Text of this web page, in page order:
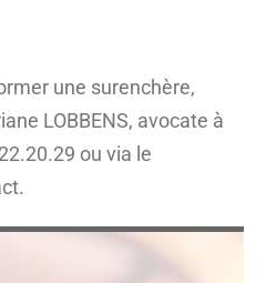
une surenchère,
LOBBENS, avocate à
ou via le
.